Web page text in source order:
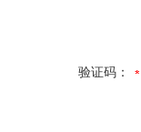
验证码：